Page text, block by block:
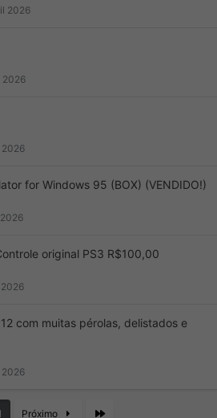
2026
2026
2026
for Windows 95 (BOX) (VENDIDO!)
original PS3 R$100,00
2026
com muitas pérolas, delistados e
2026
Próximo Last